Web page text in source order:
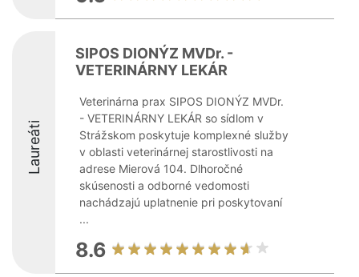
Laureáti
SIPOS DIONÝZ MVDr. -
VETERINÁRNY LEKÁR
Veterinárna prax SIPOS DIONÝZ MVDr.
- VETERINÁRNY LEKÁR so sídlom v
Strážskom poskytuje komplexné služby
v oblasti veterinárnej starostlivosti na
adrese Mierová 104. Dlhoročné
skúsenosti a odborné vedomosti
nachádzajú uplatnenie pri poskytovaní
...
8.6